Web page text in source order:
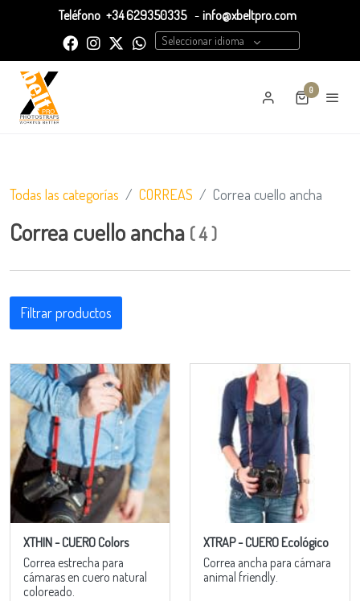
Teléfono +34 629350335 - info@xbeltpro.com
Seleccionar idioma
0
Todas las categorías CORREAS Correa cuello ancha
Correa cuello ancha (4)
Filtrar productos
XTHIN - CUERO Colors
Correa estrecha para
cámaras en cuero natural
coloreado.
XTRAP - CUERO Ecológico
Correa ancha para cámara
animal friendly.